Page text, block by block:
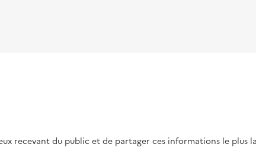
recevant du public et de partager ces informations le plus